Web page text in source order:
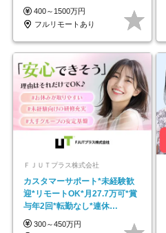
◆10名の採用が決定◆
400～1500万円
フルリモートあり
ＦＪＵＴプラス株式会社
カスタマーサポート*未経験歓
迎*リモートOK*月27.7万可*賞
与年2回*転勤なし*連休
OK/ZE010232
300～450万円